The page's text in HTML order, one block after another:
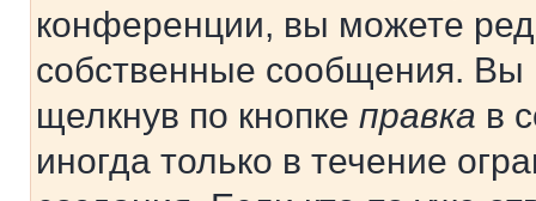
конференции, вы можете
собственные сообщения. Вы
щелкнув по кнопке правка в
иногда только в течение